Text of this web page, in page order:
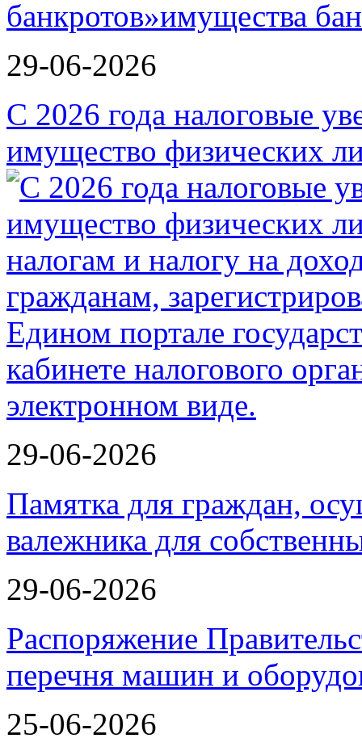
банкротов»
29-06-2026
С 2026 года налоговые
имущество физических
29-06-2026
Памятка для граждан,
валежника для
29-06-2026
Распоряжение
перечня машин и
25-06-2026